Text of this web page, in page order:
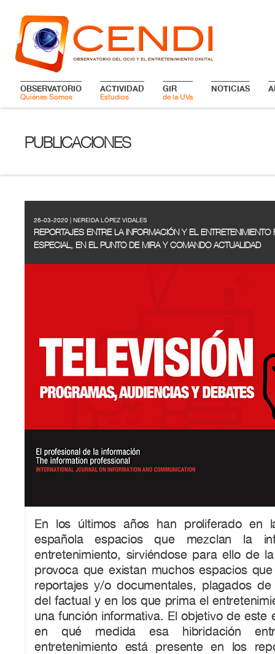
OBSERVATORIO
Quiénes Somos
ACTIVIDAD
Estudios
GIR
de la UVa
NOTICIAS
PUBLICACIONES
26-03-2020 | NEREIDA LÓPEZ VIDALES
REPORTAJES ENTRE LA INFORMACIÓN Y EL ENTRETENIMIENTO
ESPECIAL, EN EL PUNTO DE MIRA Y COMANDO ACTUALIDAD
En los últimos años han proliferado en
española espacios que mezclan la
entretenimiento, sirviéndose para ello de
provoca que existan muchos espacios
reportajes y/o documentales, plagados
del factual y en los que prima el
una función informativa. El objetivo de este
en qué medida esa hibridación
entretenimiento está presente en los